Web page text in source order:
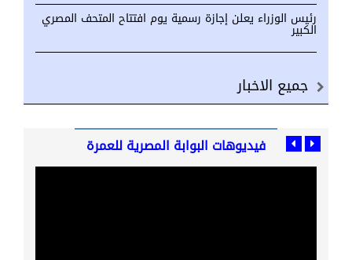
رئيس الوزراء يعلن إجازة رسمية يوم افتتاح المتحف المصري
الكبير
جميع الاخبار
فيديوهات البوابة المصرية للعمرة